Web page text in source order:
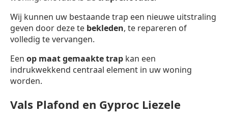
Wij kunnen uw bestaande trap een nieuwe uitstraling
geven door deze te bekleden, te repareren of
volledig te vervangen.
Een op maat gemaakte trap kan een
indrukwekkend centraal element in uw woning
worden.
Vals Plafond en Gyproc Liezele